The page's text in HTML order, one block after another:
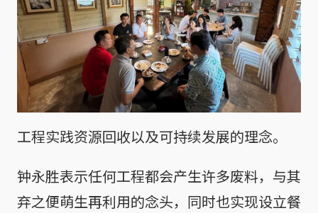
工程实践资源回收以及可持续发展的理念。
钟永胜表示任何工程都会产生许多废料，与其
弃之便萌生再利用的念头，同时也实现设立餐